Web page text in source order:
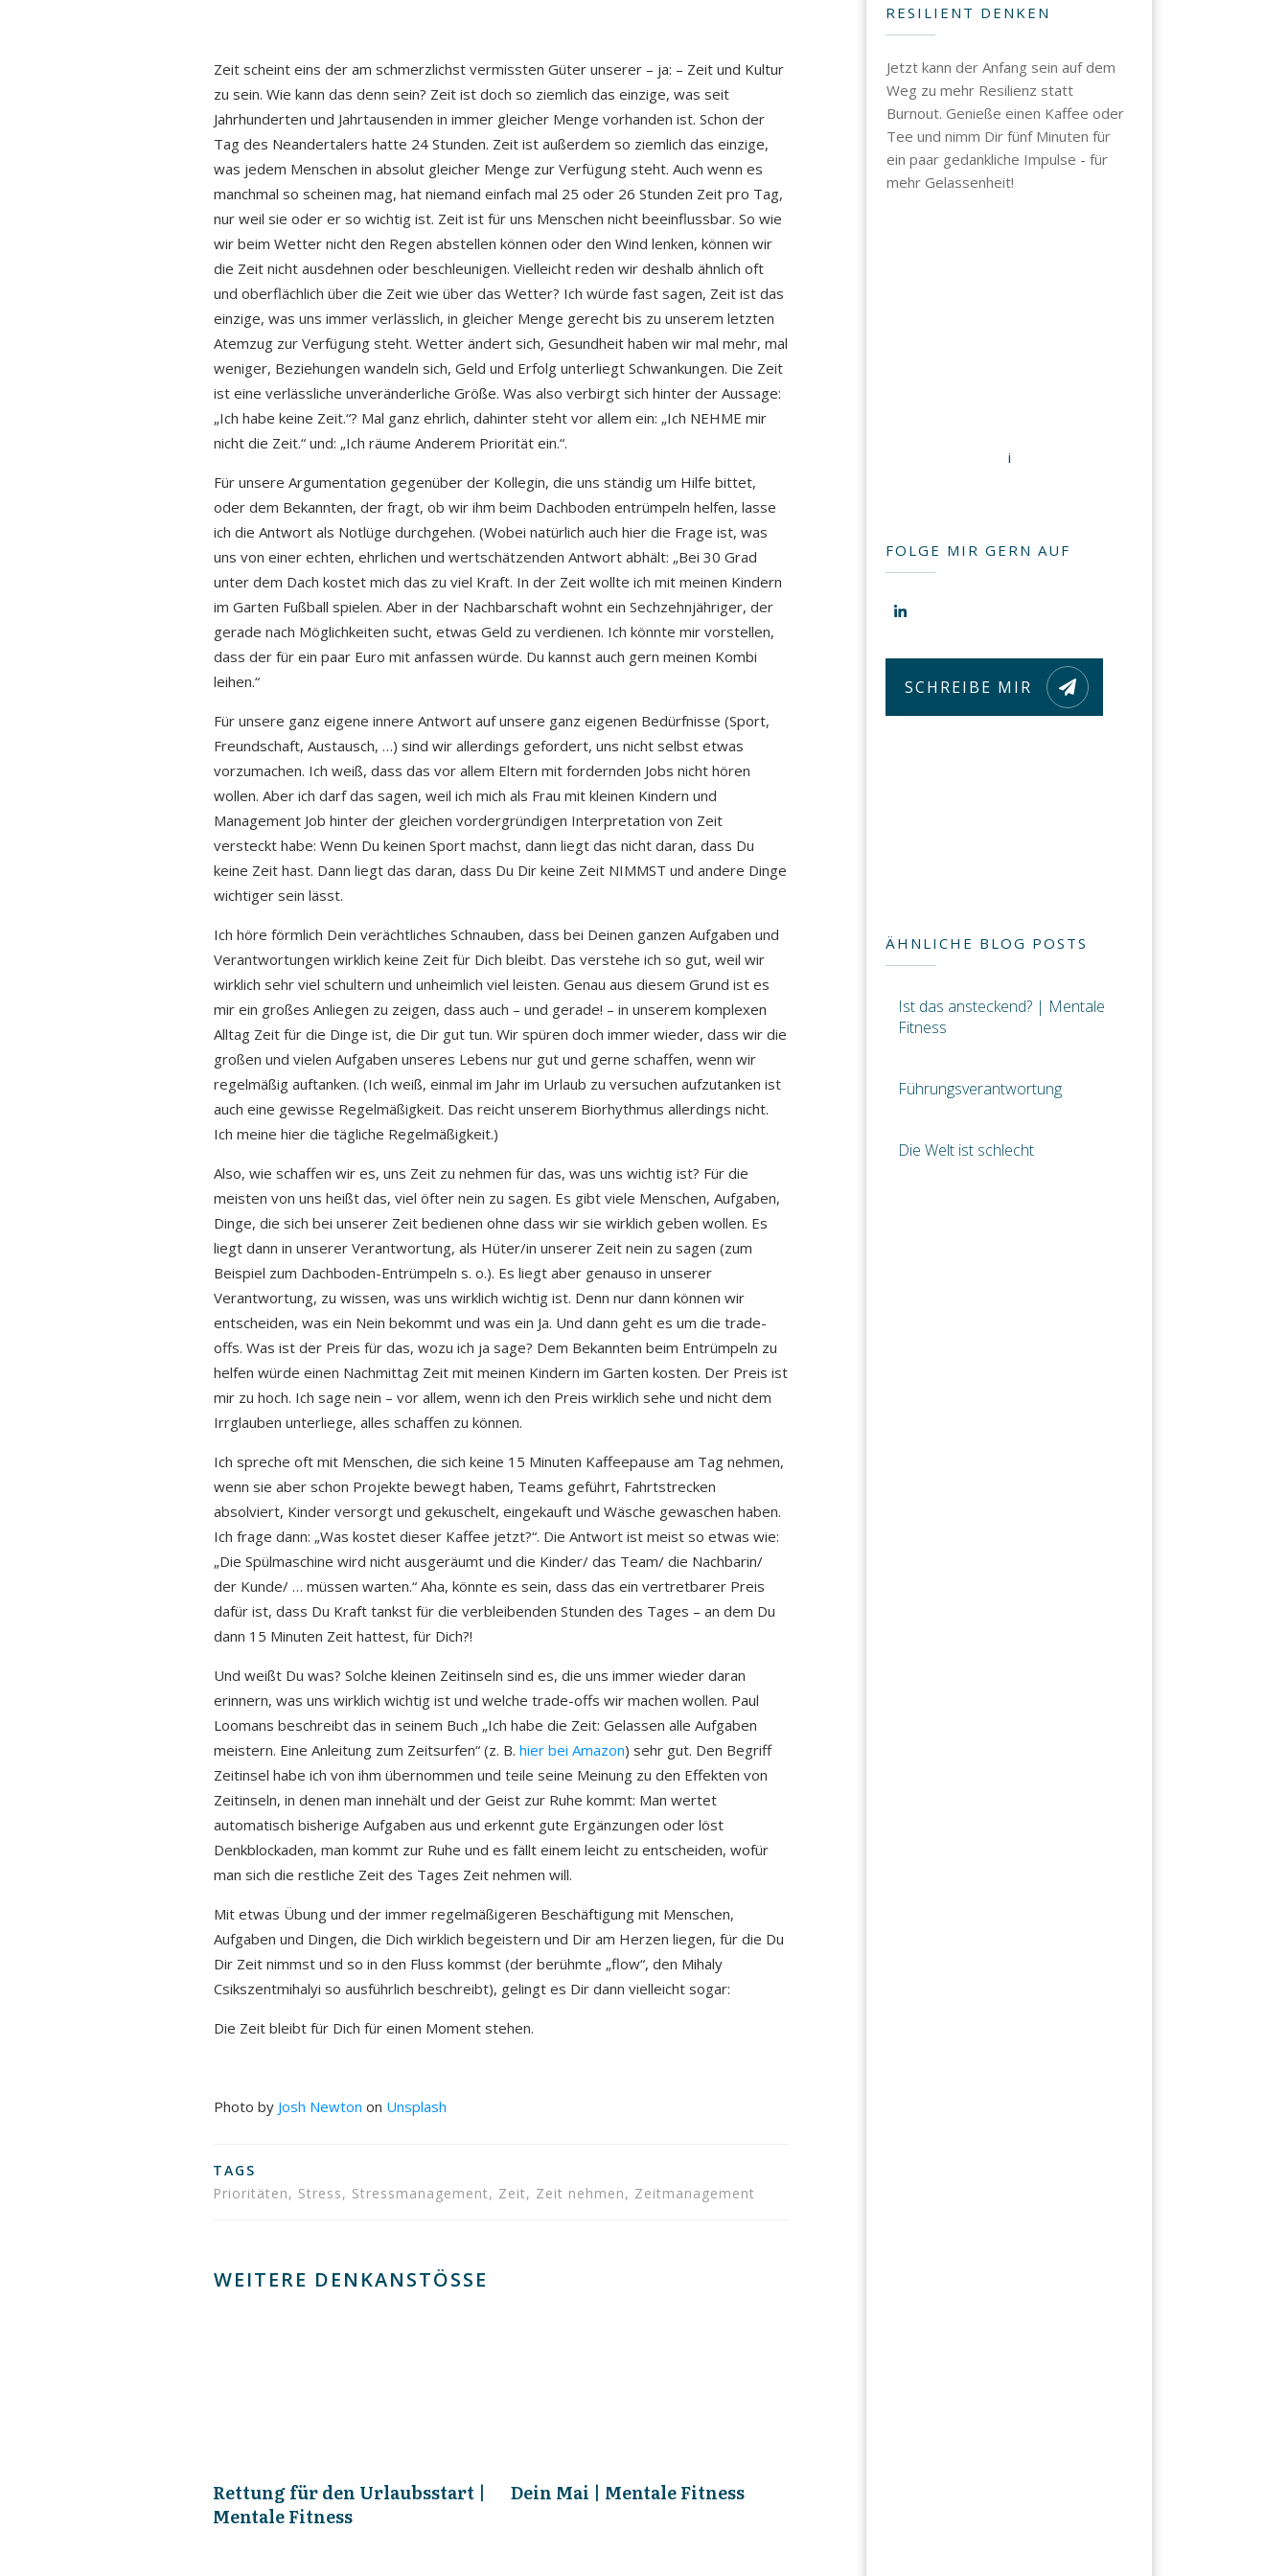
Zeit scheint eins der am schmerzlichst vermissten Güter unserer – ja: – Zeit und Kultur
zu sein. Wie kann das denn sein? Zeit ist doch so ziemlich das einzige, was seit
Jahrhunderten und Jahrtausenden in immer gleicher Menge vorhanden ist. Schon der
Tag des Neandertalers hatte 24 Stunden. Zeit ist außerdem so ziemlich das einzige,
was jedem Menschen in absolut gleicher Menge zur Verfügung steht. Auch wenn es
manchmal so scheinen mag, hat niemand einfach mal 25 oder 26 Stunden Zeit pro Tag,
nur weil sie oder er so wichtig ist. Zeit ist für uns Menschen nicht beeinflussbar. So wie
wir beim Wetter nicht den Regen abstellen können oder den Wind lenken, können wir
die Zeit nicht ausdehnen oder beschleunigen. Vielleicht reden wir deshalb ähnlich oft
und oberflächlich über die Zeit wie über das Wetter? Ich würde fast sagen, Zeit ist das
einzige, was uns immer verlässlich, in gleicher Menge gerecht bis zu unserem letzten
Atemzug zur Verfügung steht. Wetter ändert sich, Gesundheit haben wir mal mehr, mal
weniger, Beziehungen wandeln sich, Geld und Erfolg unterliegt Schwankungen. Die Zeit
ist eine verlässliche unveränderliche Größe. Was also verbirgt sich hinter der Aussage:
„Ich habe keine Zeit.“? Mal ganz ehrlich, dahinter steht vor allem ein: „Ich NEHME mir
nicht die Zeit.“ und: „Ich räume Anderem Priorität ein.“.
Für unsere Argumentation gegenüber der Kollegin, die uns ständig um Hilfe bittet,
oder dem Bekannten, der fragt, ob wir ihm beim Dachboden entrümpeln helfen, lasse
ich die Antwort als Notlüge durchgehen. (Wobei natürlich auch hier die Frage ist, was
uns von einer echten, ehrlichen und wertschätzenden Antwort abhält: „Bei 30 Grad
unter dem Dach kostet mich das zu viel Kraft. In der Zeit wollte ich mit meinen Kindern
im Garten Fußball spielen. Aber in der Nachbarschaft wohnt ein Sechzehnjähriger, der
gerade nach Möglichkeiten sucht, etwas Geld zu verdienen. Ich könnte mir vorstellen,
dass der für ein paar Euro mit anfassen würde. Du kannst auch gern meinen Kombi
leihen.“
Für unsere ganz eigene innere Antwort auf unsere ganz eigenen Bedürfnisse (Sport,
Freundschaft, Austausch, …) sind wir allerdings gefordert, uns nicht selbst etwas
vorzumachen. Ich weiß, dass das vor allem Eltern mit fordernden Jobs nicht hören
wollen. Aber ich darf das sagen, weil ich mich als Frau mit kleinen Kindern und
Management Job hinter der gleichen vordergründigen Interpretation von Zeit
versteckt habe: Wenn Du keinen Sport machst, dann liegt das nicht daran, dass Du
keine Zeit hast. Dann liegt das daran, dass Du Dir keine Zeit NIMMST und andere Dinge
wichtiger sein lässt.
Ich höre förmlich Dein verächtliches Schnauben, dass bei Deinen ganzen Aufgaben und
Verantwortungen wirklich keine Zeit für Dich bleibt. Das verstehe ich so gut, weil wir
wirklich sehr viel schultern und unheimlich viel leisten. Genau aus diesem Grund ist es
mir ein großes Anliegen zu zeigen, dass auch – und gerade! – in unserem komplexen
Alltag Zeit für die Dinge ist, die Dir gut tun. Wir spüren doch immer wieder, dass wir die
großen und vielen Aufgaben unseres Lebens nur gut und gerne schaffen, wenn wir
regelmäßig auftanken. (Ich weiß, einmal im Jahr im Urlaub zu versuchen aufzutanken ist
auch eine gewisse Regelmäßigkeit. Das reicht unserem Biorhythmus allerdings nicht.
Ich meine hier die tägliche Regelmäßigkeit.)
Also, wie schaffen wir es, uns Zeit zu nehmen für das, was uns wichtig ist? Für die
meisten von uns heißt das, viel öfter nein zu sagen. Es gibt viele Menschen, Aufgaben,
Dinge, die sich bei unserer Zeit bedienen ohne dass wir sie wirklich geben wollen. Es
liegt dann in unserer Verantwortung, als Hüter/in unserer Zeit nein zu sagen (zum
Beispiel zum Dachboden-Entrümpeln s. o.). Es liegt aber genauso in unserer
Verantwortung, zu wissen, was uns wirklich wichtig ist. Denn nur dann können wir
entscheiden, was ein Nein bekommt und was ein Ja. Und dann geht es um die trade-
offs. Was ist der Preis für das, wozu ich ja sage? Dem Bekannten beim Entrümpeln zu
helfen würde einen Nachmittag Zeit mit meinen Kindern im Garten kosten. Der Preis ist
mir zu hoch. Ich sage nein – vor allem, wenn ich den Preis wirklich sehe und nicht dem
Irrglauben unterliege, alles schaffen zu können.
Ich spreche oft mit Menschen, die sich keine 15 Minuten Kaffeepause am Tag nehmen,
wenn sie aber schon Projekte bewegt haben, Teams geführt, Fahrtstrecken
absolviert, Kinder versorgt und gekuschelt, eingekauft und Wäsche gewaschen haben.
Ich frage dann: „Was kostet dieser Kaffee jetzt?“. Die Antwort ist meist so etwas wie:
„Die Spülmaschine wird nicht ausgeräumt und die Kinder/ das Team/ die Nachbarin/
der Kunde/ … müssen warten.“ Aha, könnte es sein, dass das ein vertretbarer Preis
dafür ist, dass Du Kraft tankst für die verbleibenden Stunden des Tages – an dem Du
dann 15 Minuten Zeit hattest, für Dich?!
Und weißt Du was? Solche kleinen Zeitinseln sind es, die uns immer wieder daran
erinnern, was uns wirklich wichtig ist und welche trade-offs wir machen wollen. Paul
Loomans beschreibt das in seinem Buch „Ich habe die Zeit: Gelassen alle Aufgaben
meistern. Eine Anleitung zum Zeitsurfen“ (z. B. hier bei Amazon) sehr gut. Den Begriff
Zeitinsel habe ich von ihm übernommen und teile seine Meinung zu den Effekten von
Zeitinseln, in denen man innehält und der Geist zur Ruhe kommt: Man wertet
automatisch bisherige Aufgaben aus und erkennt gute Ergänzungen oder löst
Denkblockaden, man kommt zur Ruhe und es fällt einem leicht zu entscheiden, wofür
man sich die restliche Zeit des Tages Zeit nehmen will.
Mit etwas Übung und der immer regelmäßigeren Beschäftigung mit Menschen,
Aufgaben und Dingen, die Dich wirklich begeistern und Dir am Herzen liegen, für die Du
Dir Zeit nimmst und so in den Fluss kommst (der berühmte „flow“, den Mihaly
Csikszentmihalyi so ausführlich beschreibt), gelingt es Dir dann vielleicht sogar:
Die Zeit bleibt für Dich für einen Moment stehen.
Photo by Josh Newton on Unsplash
TAGS
Prioritäten, Stress, Stressmanagement, Zeit, Zeit nehmen, Zeitmanagement
WEITERE DENKANSTÖSSE
Rettung für den Urlaubsstart |
Mentale Fitness
Dein Mai | Mentale Fitness
RESILIENT DENKEN
Jetzt kann der Anfang sein auf dem
Weg zu mehr Resilienz statt
Burnout. Genieße einen Kaffee oder
Tee und nimm Dir fünf Minuten für
ein paar gedankliche Impulse - für
mehr Gelassenheit!
i
FOLGE MIR GERN AUF
SCHREIBE MIR
ÄHNLICHE BLOG POSTS
Ist das ansteckend? | Mentale
Fitness
Führungsverantwortung
Die Welt ist schlecht